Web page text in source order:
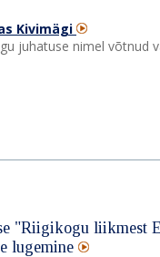
Kivimägi
juhatuse nimel võtnud
"Riigikogu liikmest
lugemine